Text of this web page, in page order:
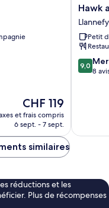
Le
nouveau
prix
de
CHF 119
et frais compris
6 sept. - 7 sept.
Hawk
and
Buckle
Inn
Hawk
Petit
9.0
sur
9,0
8
similaires
réductions et les
Plus de récompenses